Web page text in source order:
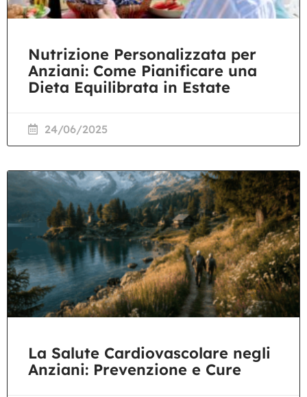
Nutrizione Personalizzata per
Anziani: Come Pianificare una
Dieta Equilibrata in Estate
24/06/2025
La Salute Cardiovascolare negli
Anziani: Prevenzione e Cure